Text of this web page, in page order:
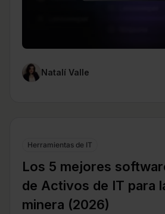
Natalí Valle
Herramientas de IT
Los 5 mejores
de Activos de IT para
minera (2026)